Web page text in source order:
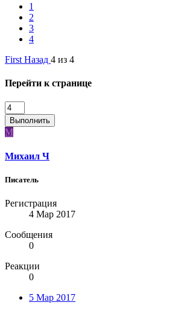
1
2
3
4
First Назад 4 из 4
Перейти к странице
Выполнить
М
Михаил Ч
Писатель
Регистрация
4 Мар 2017
Сообщения
0
Реакции
0
5 Мар 2017